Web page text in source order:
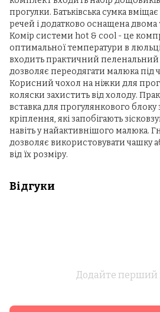
прогулки. Батьківська сумка
речей і додатково оснащена
Комір системи hot & cool - це
оптимальної температури в
входить практичний пеленальний
дозволяє переодягати малюка під
Корисний чохол на ніжки для
коляски захистить від холоду.
вставка для прогулянкового
кріплення, які запобігають
навіть у найактивнішого малюка.
дозволяє використовувати чашку
від їх розміру.
Відгуки
Додайте перший